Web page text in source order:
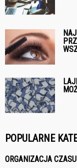
POPULARNE
ORGANIZACJA